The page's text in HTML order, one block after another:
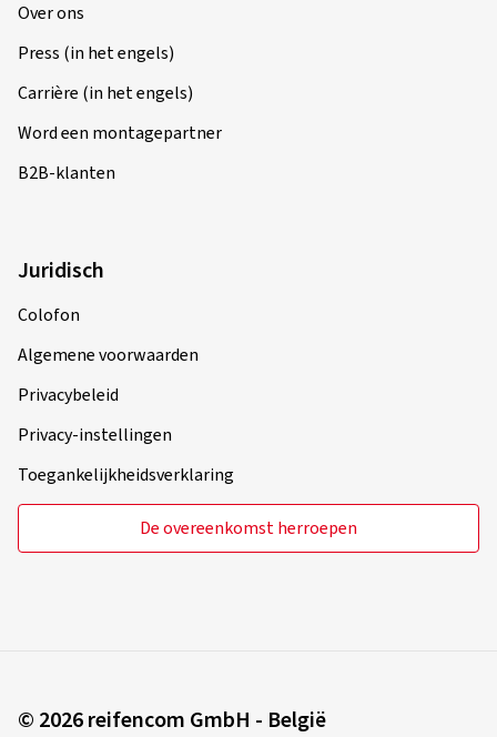
Over ons
Press (in het engels)
Carrière (in het engels)
Word een montagepartner
B2B-klanten
Juridisch
Colofon
Algemene voorwaarden
Privacybeleid
Privacy-instellingen
Toegankelijkheidsverklaring
De overeenkomst herroepen
© 2026 reifencom GmbH - België